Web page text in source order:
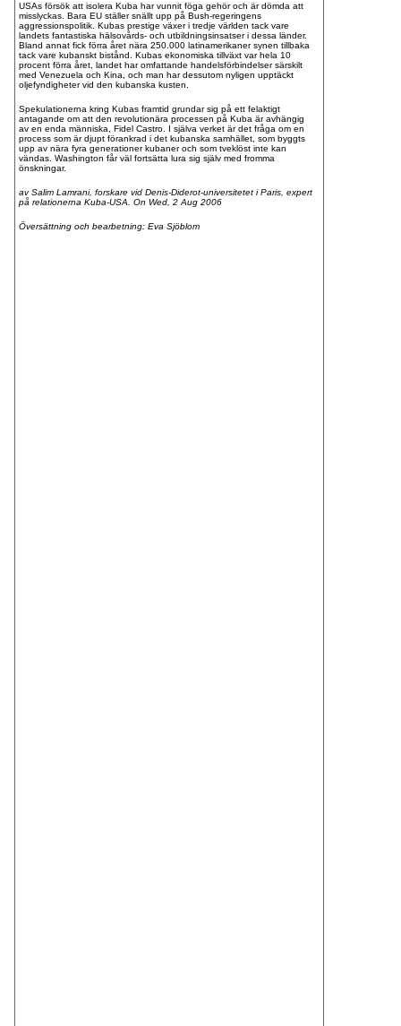
USAs försök att isolera Kuba har vunnit föga gehör och är dömda att
misslyckas. Bara EU ställer snällt upp på Bush-regeringens
aggressionspolitik. Kubas prestige växer i tredje världen tack vare
landets fantastiska hälsovårds- och utbildningsinsatser i dessa länder.
Bland annat fick förra året nära 250.000 latinamerikaner synen tillbaka
tack vare kubanskt bistånd. Kubas ekonomiska tillväxt var hela 10
procent förra året, landet har omfattande handelsförbindelser särskilt
med Venezuela och Kina, och man har dessutom nyligen upptäckt
oljefyndigheter vid den kubanska kusten.
Spekulationerna kring Kubas framtid grundar sig på ett felaktigt
antagande om att den revolutionära processen på Kuba är avhängig
av en enda människa, Fidel Castro. I själva verket är det fråga om en
process som är djupt förankrad i det kubanska samhället, som byggts
upp av nära fyra generationer kubaner och som tveklöst inte kan
vändas. Washington får väl fortsätta lura sig själv med fromma
önskningar.
av Salim Lamrani, forskare vid Denis-Diderot-universitetet i Paris, expert
på relationerna Kuba-USA. On Wed, 2 Aug 2006
Översättning och bearbetning: Eva Sjöblom